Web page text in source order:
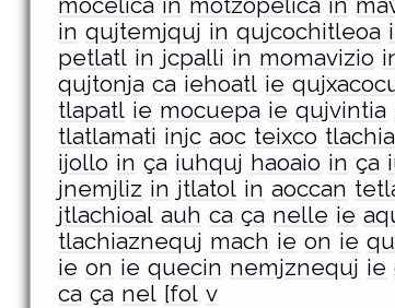
mocelica in motzopelica in
in qujtemjquj in qujcochitleoa
petlatl in jcpalli in momavizio
qujtonja ca iehoatl ie
tlapatl ie mocuepa ie qujvintia
tlatlamati injc aoc teixco tlachia
ijollo in ça iuhquj haoaio in ça
jnemjliz in jtlatol in aoccan
jtlachioal auh ca ça nelle ie
tlachiaznequj mach ie on ie
ie on ie quecin nemjznequj ie
ca ça nel [fol v